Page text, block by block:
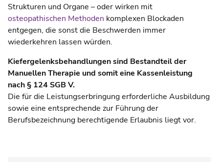
Strukturen und Organe – oder wirken mit
osteopathischen Methoden komplexen Blockaden
entgegen, die sonst die Beschwerden immer
wiederkehren lassen würden.
Kiefergelenksbehandlungen sind Bestandteil der
Manuellen Therapie und somit eine Kassenleistung
nach § 124 SGB V.
Die für die Leistungserbringung erforderliche Ausbildung
sowie eine entsprechende zur Führung der
Berufsbezeichnung berechtigende Erlaubnis liegt vor.